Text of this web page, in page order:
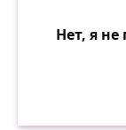
Нет, я не